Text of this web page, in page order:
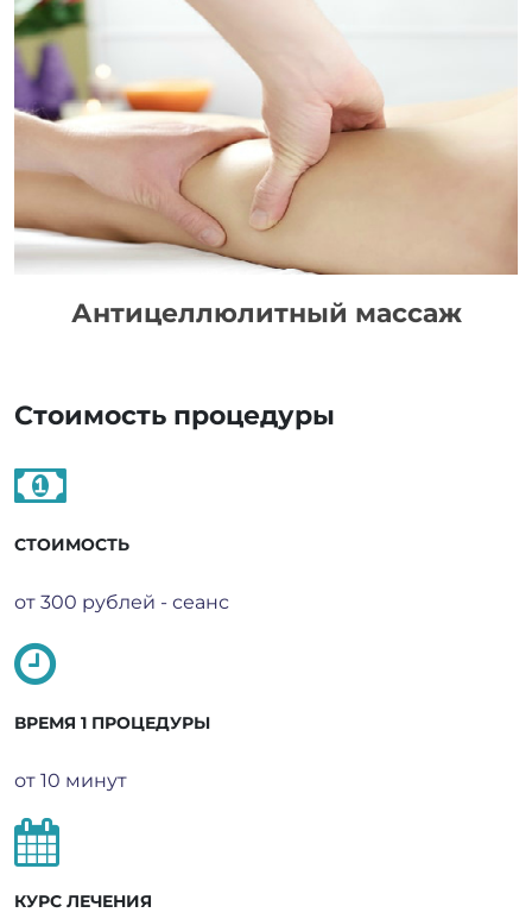
Антицеллюлитный массаж
Стоимость процедуры
СТОИМОСТЬ
от 300 рублей - сеанс
ВРЕМЯ 1 ПРОЦЕДУРЫ
от 10 минут
КУРС ЛЕЧЕНИЯ